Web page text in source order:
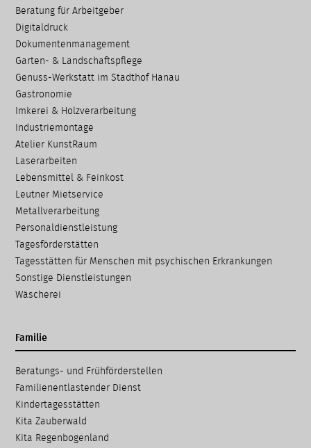
Beratung für Arbeitgeber
Digitaldruck
Dokumenten­management
Garten- & Landschafts­pflege
Genuss-Werkstatt im Stadthof Hanau
Gastronomie
Imkerei & Holz­verarbeitung
Industriemontage
Atelier KunstRaum
Laserarbeiten
Lebensmittel & Feinkost
Leutner Mietservice
Metallverarbeitung
Personaldienstleistung
Tagesförderstätten
Tagesstätten für Menschen mit psychischen Erkrankungen
Sonstige Dienstleistungen
Wäscherei
Familie
Navigation
überspringen
Beratungs- und Frühförder­stellen
Familien­entlastender Dienst
Kinder­tages­stätten
Kita Zauberwald
Kita Regenbogenland